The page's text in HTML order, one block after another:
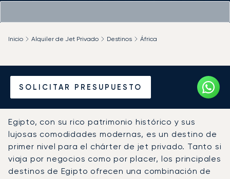
SOLICITAR PRESUPUESTO
Inicio Alquiler de Jet Privado Destinos África
Alquile un Jet Privado en
Egipto
Egipto, con su rico patrimonio histórico y sus
lujosas comodidades modernas, es un destino de
primer nivel para el chárter de jet privado. Tanto si
viaja por negocios como por placer, los principales
destinos de Egipto ofrecen una combinación de